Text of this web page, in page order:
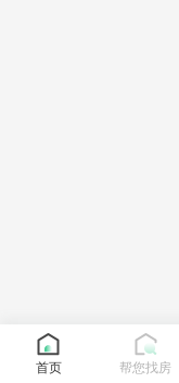
首页 帮您找房